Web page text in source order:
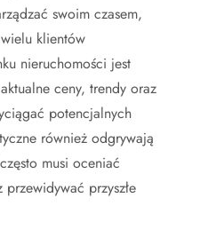
swoim czasem,
klientów
nieruchomości jest
ceny, trendy oraz
potencjalnych
również odgrywają
musi oceniać
przyszłe